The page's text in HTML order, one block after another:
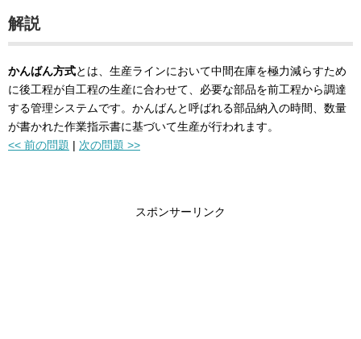
解説
かんばん方式とは、生産ラインにおいて中間在庫を極力減らすため
に後工程が自工程の生産に合わせて、必要な部品を前工程から調達
する管理システムです。かんばんと呼ばれる部品納入の時間、数量
が書かれた作業指示書に基づいて生産が行われます。
<< 前の問題 | 次の問題 >>
スポンサーリンク